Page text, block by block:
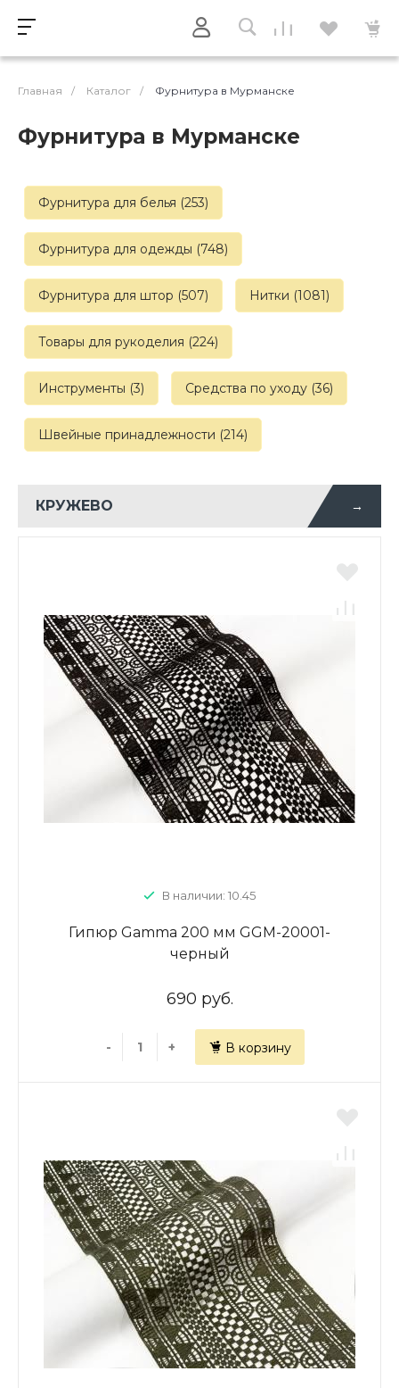
Главная / Каталог / Фурнитура в Мурманске
Фурнитура в Мурманске
Фурнитура для белья (253)
Фурнитура для одежды (748)
Фурнитура для штор (507) Нитки (1081)
Товары для рукоделия (224)
Инструменты (3) Средства по уходу (36)
Швейные принадлежности (214)
КРУЖЕВО →
В наличии: 10.45
Гипюр Gamma 200 мм GGM-20001-
черный
690 руб.
- + В корзину